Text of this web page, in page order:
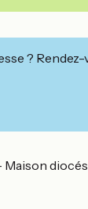
?
Maison